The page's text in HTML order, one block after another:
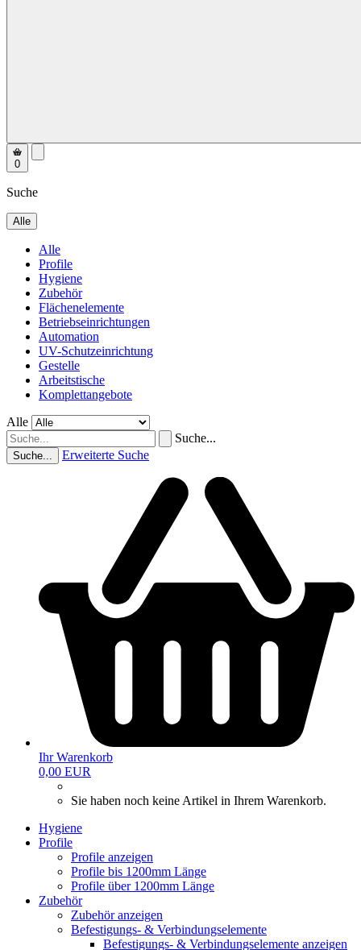
0
Suche
Alle
Alle
Profile
Hygiene
Zubehör
Flächenelemente
Betriebseinrichtungen
Automation
UV-Schutzeinrichtung
Gestelle
Arbeitstische
Komplettangebote
Alle
Suche...
Suche... Erweiterte Suche
Ihr Warenkorb
0,00 EUR
Sie haben noch keine Artikel in Ihrem Warenkorb.
Hygiene
Profile
Profile anzeigen
Profile bis 1200mm Länge
Profile über 1200mm Länge
Zubehör
Zubehör anzeigen
Befestigungs- & Verbindungselemente
Befestigungs- & Verbindungselemente anzeigen